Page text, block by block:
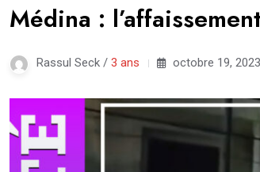
Médina :
Rassul Seck / 3 ans octobre 19, 2023